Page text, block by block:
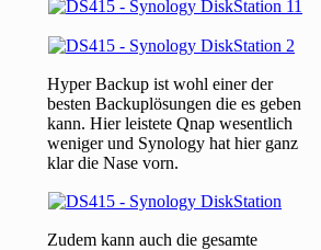
Hyper Backup ist wohl einer der
besten Backuplösungen die es geben
kann. Hier leistete Qnap wesentlich
weniger und Synology hat hier ganz
klar die Nase vorn.
Zudem kann auch die gesamte